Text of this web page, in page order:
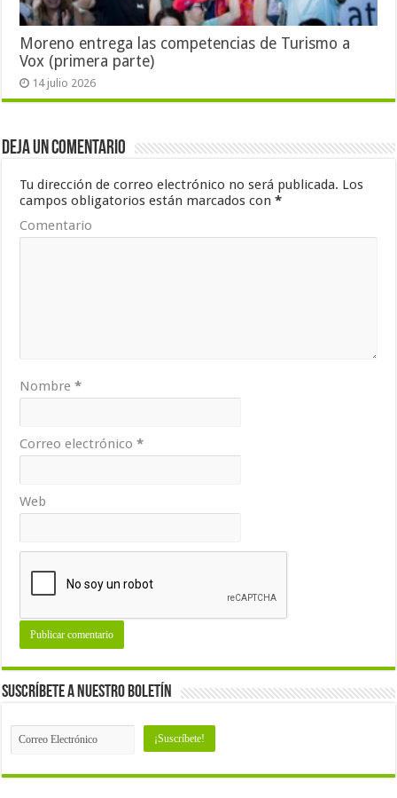
Moreno entrega las competencias de Turismo a
Vox (primera parte)
14 julio 2026
Deja un comentario
Tu dirección de correo electrónico no será publicada. Los
campos obligatorios están marcados con*
Comentario
Nombre*
Correo electrónico*
Web
Suscríbete a nuestro Boletín